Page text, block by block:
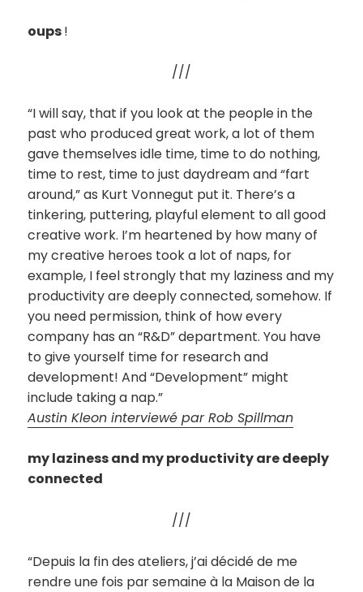
oups!
///
“I will say, that if you look at the people in the
past who produced great work, a lot of them
gave themselves idle time, time to do nothing,
time to rest, time to just daydream and “fart
around,” as Kurt Vonnegut put it. There’s a
tinkering, puttering, playful element to all good
creative work. I’m heartened by how many of
my creative heroes took a lot of naps, for
example, I feel strongly that my laziness and my
productivity are deeply connected, somehow. If
you need permission, think of how every
company has an “R&D” department. You have
to give yourself time for research and
development! And “Development” might
include taking a nap.”
Austin Kleon interviewé par Rob Spillman
my laziness and my productivity are deeply
connected
///
“Depuis la fin des ateliers, j’ai décidé de me
rendre une fois par semaine à la Maison de la